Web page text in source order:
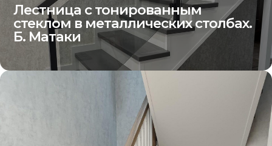
Лестница с тонированным
стеклом в металлических столбах.
Б. Матаки